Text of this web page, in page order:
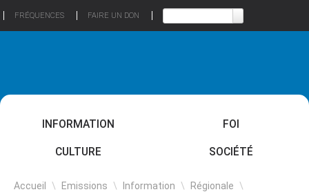
FRÉQUENCES FAIRE UN DON
INFORMATION FOI
CULTURE SOCIÉTÉ
Accueil \ Emissions \ Information \ Régionale \